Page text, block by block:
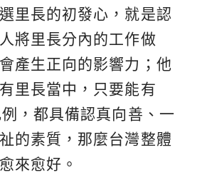
里長的初發心，就是認
將里長分內的工作做
產生正向的影響力；他
里長當中，只要能有
，都具備認真向善、一
的素質，那麼台灣整體
來愈好。